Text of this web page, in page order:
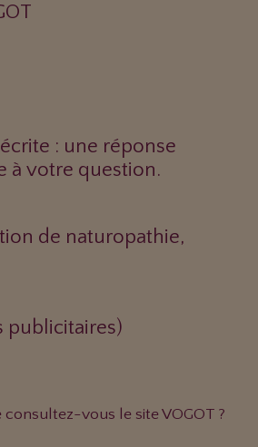
: une réponse
à votre question.
de naturopathie,
publicitaires)
vous le site VOGOT ?